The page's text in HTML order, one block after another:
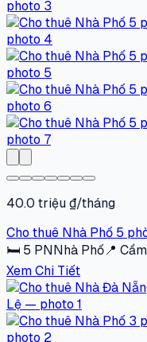
40.0 triệu ₫/tháng
Cho thuê Nhà Phố 5
🛏 5 PNNhà Phố📍
Xem Chi Tiết